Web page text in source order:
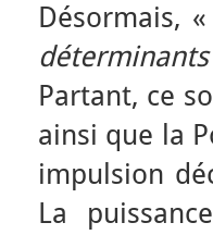
Désormais, «
Partant, ce
ainsi que la
impulsion
La